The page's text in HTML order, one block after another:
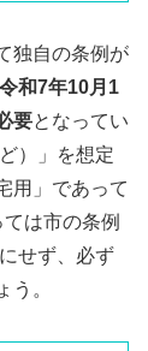
独自の条例が
令和7年10月1
要となってい
）」を想定
用」であって
は市の条例
せず、必ず
う。